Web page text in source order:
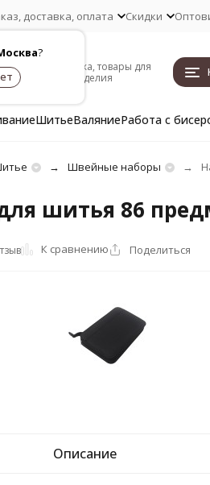
?
доставка, оплата Скидки
Пряжа, товары для
рукоделия
ШитьеВаляниеРабота с
Швейные наборы
шитья 86
К сравнению Поделиться
Описание